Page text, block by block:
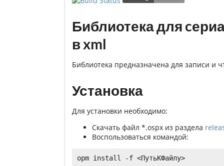
Библиотека для
в xml
Библиотека предназначена для записи и
Установка
Для установки необходимо:
Скачать файл *.ospx из раздела
Воспользоваться командой:
opm install -f <ПутьКФайлу>